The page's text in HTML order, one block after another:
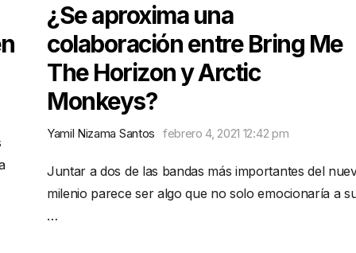
¿Se aproxima una
colaboración entre Bring Me
The Horizon y Arctic
Monkeys?
Yamil Nizama Santos febrero 4, 2021 12:42 pm
Juntar a dos de las bandas más importantes del
milenio parece ser algo que no solo emocionaría a
…